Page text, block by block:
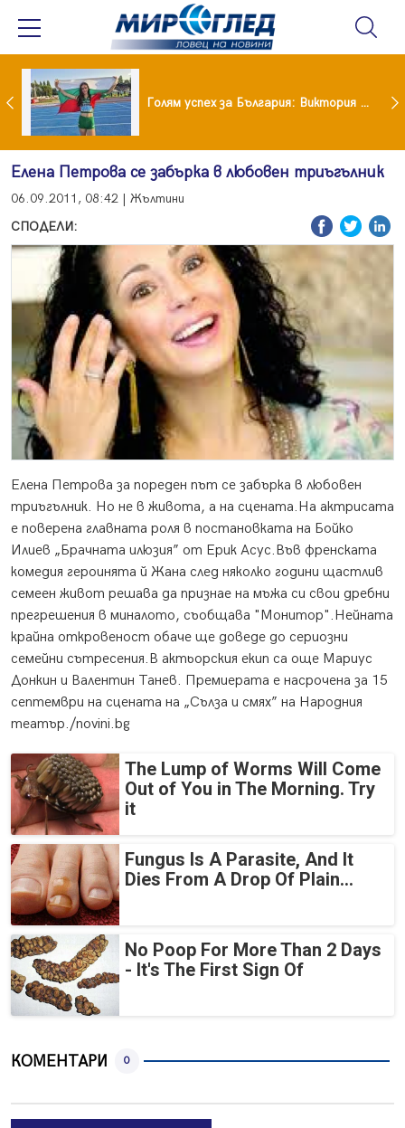
Когато всичко те дразни: тези трикове променят настроението за минути Голям успех за България: Виктория Ангелова грабна световна титла в тройния скок
Елена Петрова се забърка в любовен триъгълник
06.09.2011, 08:42 | Жълтини
СПОДЕЛИ:
Елена Петрова за пореден път се забърка в любовен
триъгълник. Но не в живота, а на сцената.На актрисата
е поверена главната роля в постановката на Бойко
Илиев „Брачната илюзия” от Ерик Асус.Във френската
комедия героинята й Жана след няколко години щастлив
семеен живот решава да признае на мъжа си свои дребни
прегрешения в миналото, съобщава "Монитор".Нейната
крайна откровеност обаче ще доведе до сериозни
семейни сътресения.В актьорския екип са още Мариус
Донкин и Валентин Танев. Премиерата е насрочена за 15
септември на сцената на „Сълза и смях” на Народния
театър./novini.bg
The Lump of Worms Will Come
Out of You in The Morning. Try
it
Fungus Is A Parasite, And It
Dies From A Drop Of Plain...
No Poop For More Than 2 Days
- It's The First Sign Of
КОМЕНТАРИ 0